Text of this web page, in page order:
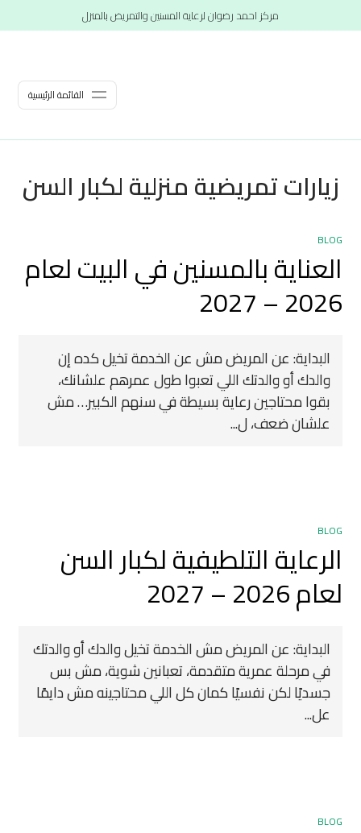
مركز احمد رضوان لرعاية المسنين والتمريض بالمنزل
القائمة الرئيسية
زيارات تمريضية منزلية لكبار السن
BLOG
العناية بالمسنين في البيت لعام
2026 – 2027
البداية: عن المريض مش عن الخدمة تخيل كده إن
والدك أو والدتك اللي تعبوا طول عمرهم علشانك،
بقوا محتاجين رعاية بسيطة في سنهم الكبير… مش
علشان ضعف، ل...
BLOG
الرعاية التلطيفية لكبار السن
لعام 2026 – 2027
البداية: عن المريض مش الخدمة تخيل والدك أو والدتك
في مرحلة عمرية متقدمة، تعبانين شوية، مش بس
جسديًا لكن نفسيًا كمان كل اللي محتاجينه مش دايمًا
عل...
BLOG